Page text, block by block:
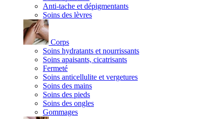
Anti-tache et dépigmentants
Soins des lèvres
Corps
Soins hydratants et nourrissants
Soins apaisants, cicatrisants
Fermeté
Soins anticellulite et vergetures
Soins des mains
Soins des pieds
Soins des ongles
Gommages